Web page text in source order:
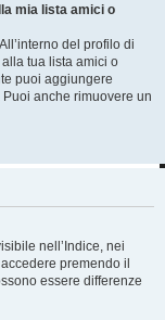
mia lista amici o
del profilo di
tua lista amici o
puoi aggiungere
anche rimuovere un
nell’Indice, nei
premendo il
essere differenze